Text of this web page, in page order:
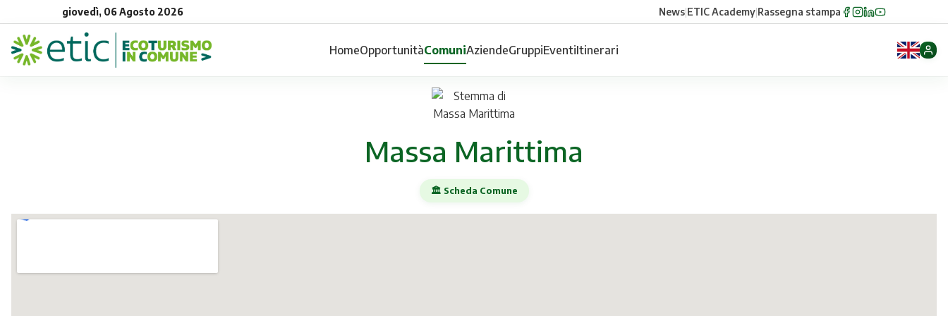
giovedì, 06 Agosto 2026 News|ETIC Academy|Rassegna stampa
HomeOpportunitàComuniAziendeGruppiEventiItinerari
Massa Marittima
🏛️ Scheda Comune